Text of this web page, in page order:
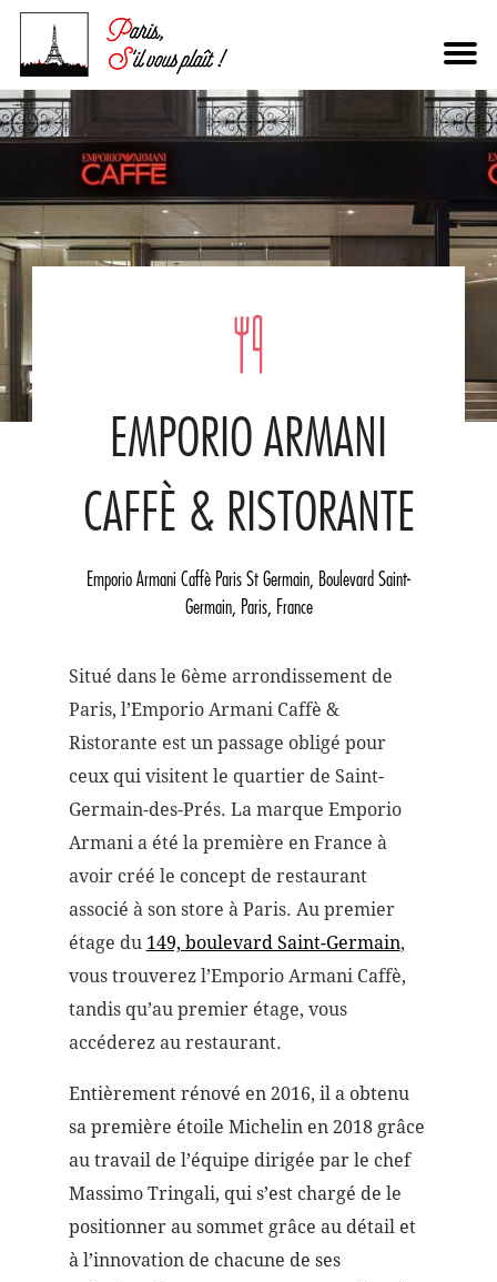
EMPORIO ARMANI
CAFFÈ & RISTORANTE
Emporio Armani Caffè Paris St Germain, Boulevard Saint-
Germain, Paris, France
Situé dans le 6ème arrondissement de
Paris, l’Emporio Armani Caffè &
Ristorante est un passage obligé pour
ceux qui visitent le quartier de Saint-
Germain-des-Prés. La marque Emporio
Armani a été la première en France à
avoir créé le concept de restaurant
associé à son store à Paris. Au premier
étage du 149, boulevard Saint-Germain,
vous trouverez l’Emporio Armani Caffè,
tandis qu’au premier étage, vous
accéderez au restaurant.
Entièrement rénové en 2016, il a obtenu
sa première étoile Michelin en 2018 grâce
au travail de l’équipe dirigée par le chef
Massimo Tringali, qui s’est chargé de le
positionner au sommet grâce au détail et
à l’innovation de chacune de ses